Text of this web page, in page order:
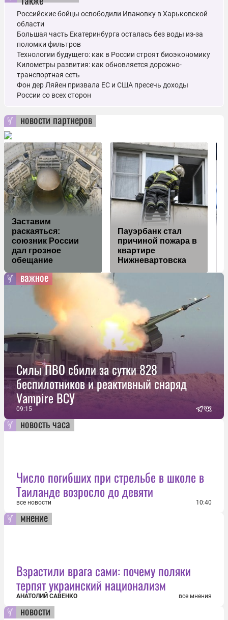
Российские бойцы освободили Ивановку в Харьковской
области
Большая часть Екатеринбурга осталась без воды из-за
поломки фильтров
Технологии будущего: как в России строят биоэкономику
Километры развития: как обновляется дорожно-
транспортная сеть
Фон дер Ляйен призвала ЕС и США пресечь доходы
России со всех сторон
новости партнеров
Заставим
раскаяться:
союзник России
дал грозное
обещание
Пауэрбанк стал
причиной пожара в
квартире
Нижневартовска
важное
Силы ПВО сбили за сутки 828
беспилотников и реактивный снаряд
Vampire ВСУ
09:15
новость часа
Число погибших при стрельбе в школе в
Таиланде возросло до девяти
все новости 10:40
мнение
Взрастили врага сами: почему поляки
терпят украинский национализм
АНАТОЛИЙ САВЕНКО все мнения
новости